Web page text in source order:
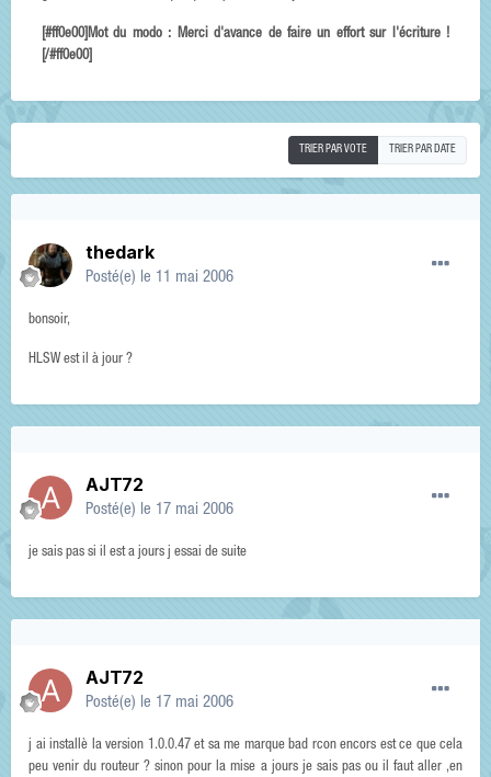
[#ff0e00]Mot du modo : Merci d'avance de faire un effort sur l'écriture !
[/#ff0e00]
TRIER PAR VOTE TRIER PAR DATE
thedark
Posté(e) le 11 mai 2006
bonsoir,
HLSW est il à jour ?
AJT72
Posté(e) le 17 mai 2006
je sais pas si il est a jours j essai de suite
AJT72
Posté(e) le 17 mai 2006
j ai installè la version 1.0.0.47 et sa me marque bad rcon encors est ce que cela
peu venir du routeur ? sinon pour la mise a jours je sais pas ou il faut aller ,en